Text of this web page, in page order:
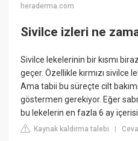
heraderma.com
Sivilce izleri ne
Sivilce lekelerinin bir kısmı
geçer. Özellikle kırmızı sivilce
Ama tabii bu süreçte cilt
göstermen gerekiyor. Eğer
bu lekelerin en fazla 6 ay
Kaynak kaldırma talebi |